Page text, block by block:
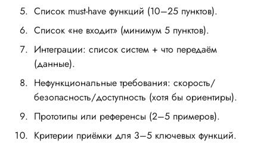
Список must-have функций (10–25 пунктов).
Список «не входит» (минимум 5 пунктов).
Интеграции: список систем + что передаём
(данные).
Нефункциональные требования: скорость/
безопасность/доступность (хотя бы ориентиры).
Прототипы или референсы (2–5 примеров).
Критерии приёмки для 3–5 ключевых функций.